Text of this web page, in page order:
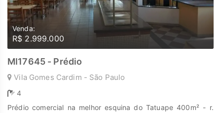
Venda:
R$ 2.999.000
MI17645 - Prédio
Vila Gomes Cardim - São Paulo
4
Prédio comercial na melhor esquina do Tatuape 400m² - r.